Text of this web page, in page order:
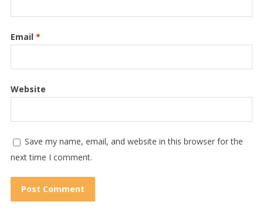
Email *
Website
Save my name, email, and website in this browser for the
next time I comment.